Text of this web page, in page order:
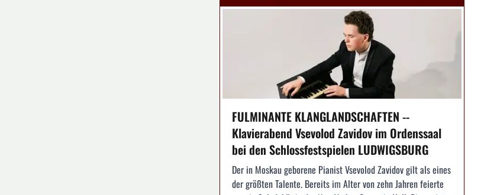
FULMINANTE KLANGLANDSCHAFTEN --
Klavierabend Vsevolod Zavidov im Ordenssaal
bei den Schlossfestspielen LUDWIGSBURG
Der in Moskau geborene Pianist Vsevolod Zavidov gilt als eines
der größten Talente. Bereits im Alter von zehn Jahren feierte